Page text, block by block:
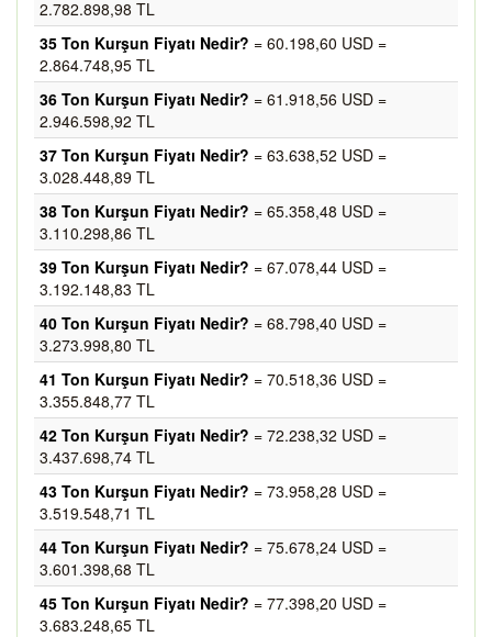
2.782.898,98 TL
35 Ton Kurşun Fiyatı Nedir? = 60.198,60 USD =
2.864.748,95 TL
36 Ton Kurşun Fiyatı Nedir? = 61.918,56 USD =
2.946.598,92 TL
37 Ton Kurşun Fiyatı Nedir? = 63.638,52 USD =
3.028.448,89 TL
38 Ton Kurşun Fiyatı Nedir? = 65.358,48 USD =
3.110.298,86 TL
39 Ton Kurşun Fiyatı Nedir? = 67.078,44 USD =
3.192.148,83 TL
40 Ton Kurşun Fiyatı Nedir? = 68.798,40 USD =
3.273.998,80 TL
41 Ton Kurşun Fiyatı Nedir? = 70.518,36 USD =
3.355.848,77 TL
42 Ton Kurşun Fiyatı Nedir? = 72.238,32 USD =
3.437.698,74 TL
43 Ton Kurşun Fiyatı Nedir? = 73.958,28 USD =
3.519.548,71 TL
44 Ton Kurşun Fiyatı Nedir? = 75.678,24 USD =
3.601.398,68 TL
45 Ton Kurşun Fiyatı Nedir? = 77.398,20 USD =
3.683.248,65 TL